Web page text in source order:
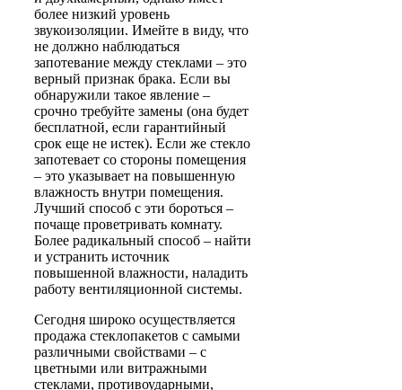
более низкий уровень
звукоизоляции. Имейте в виду, что
не должно наблюдаться
запотевание между стеклами – это
верный признак брака. Если вы
обнаружили такое явление –
срочно требуйте замены (она будет
бесплатной, если гарантийный
срок еще не истек). Если же стекло
запотевает со стороны помещения
– это указывает на повышенную
влажность внутри помещения.
Лучший способ с эти бороться –
почаще проветривать комнату.
Более радикальный способ – найти
и устранить источник
повышенной влажности, наладить
работу вентиляционной системы.
Сегодня широко осуществляется
продажа стеклопакетов с самыми
различными свойствами – с
цветными или витражными
стеклами, противоударными,